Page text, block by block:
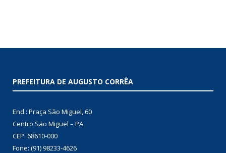
PREFEITURA DE AUGUSTO CORRÊA
End.: Praça São Miguel, 60
Centro São Miguel – PA
CEP: 68610-000
Fone: (91) 98233-4626